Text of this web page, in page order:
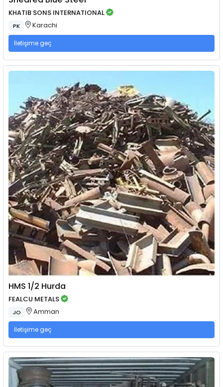
KHATIB SONS INTERNATIONAL
PK Karachi
İletişime geç
HMS 1/2 Hurda
FEALCU METALS
JO Amman
İletişime geç